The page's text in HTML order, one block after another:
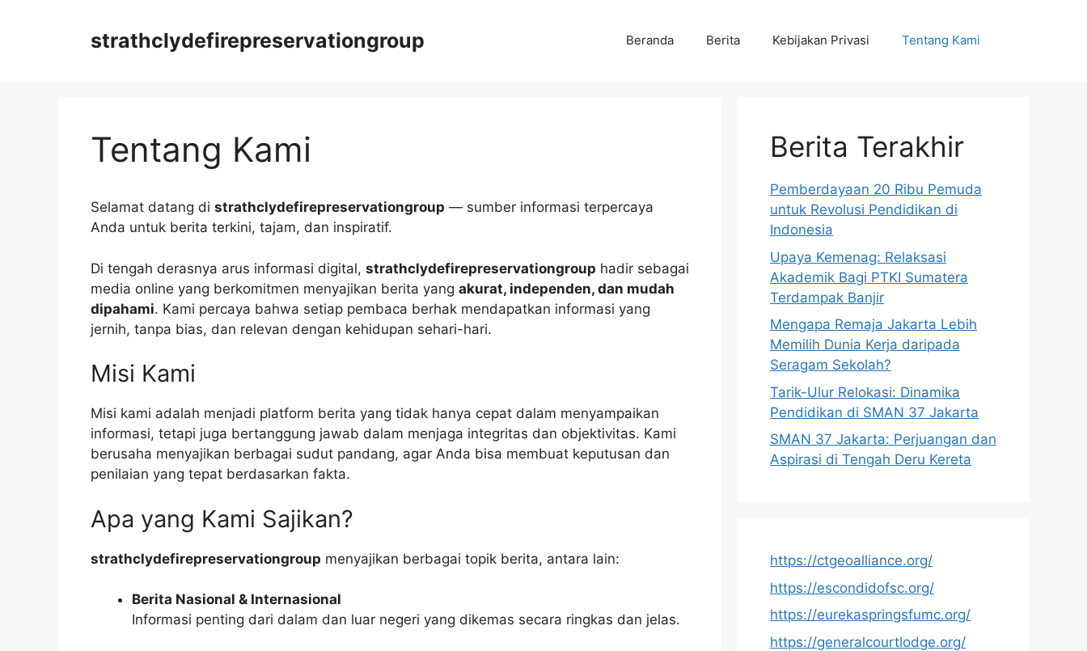
strathclydefirepreservationgroup Beranda Berita Kebijakan Privasi Tentang Kami
Tentang Kami
Selamat datang di strathclydefirepreservationgroup — sumber informasi terpercaya
Anda untuk berita terkini, tajam, dan inspiratif.
Di tengah derasnya arus informasi digital, strathclydefirepreservationgroup hadir sebagai
media online yang berkomitmen menyajikan berita yang akurat, independen, dan mudah
dipahami. Kami percaya bahwa setiap pembaca berhak mendapatkan informasi yang
jernih, tanpa bias, dan relevan dengan kehidupan sehari-hari.
Misi Kami
Misi kami adalah menjadi platform berita yang tidak hanya cepat dalam menyampaikan
informasi, tetapi juga bertanggung jawab dalam menjaga integritas dan objektivitas. Kami
berusaha menyajikan berbagai sudut pandang, agar Anda bisa membuat keputusan dan
penilaian yang tepat berdasarkan fakta.
Apa yang Kami Sajikan?
strathclydefirepreservationgroup menyajikan berbagai topik berita, antara lain:
Berita Nasional & Internasional
Informasi penting dari dalam dan luar negeri yang dikemas secara ringkas dan jelas.
Berita Terakhir
Pemberdayaan 20 Ribu Pemuda
untuk Revolusi Pendidikan di
Indonesia
Upaya Kemenag: Relaksasi
Akademik Bagi PTKI Sumatera
Terdampak Banjir
Mengapa Remaja Jakarta Lebih
Memilih Dunia Kerja daripada
Seragam Sekolah?
Tarik-Ulur Relokasi: Dinamika
Pendidikan di SMAN 37 Jakarta
SMAN 37 Jakarta: Perjuangan dan
Aspirasi di Tengah Deru Kereta
https://ctgeoalliance.org/
https://escondidofsc.org/
https://eurekaspringsfumc.org/
https://generalcourtlodge.org/